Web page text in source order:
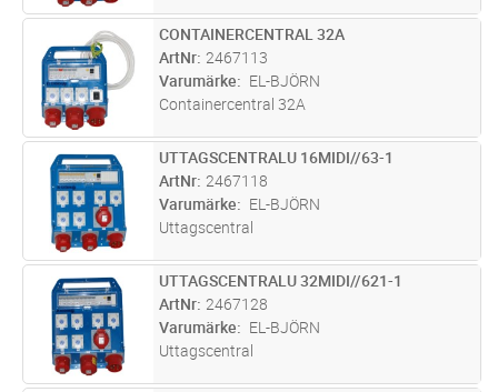
ST Lägg i kundvagn
CONTAINERCENTRAL 32A
ArtNr 2467113
Varumärke
EL-BJÖRN
Containercentral 32A
ST Lägg i kundvagn
UTTAGSCENTRALU 16MIDI//63-1
ArtNr 2467118
Varumärke
EL-BJÖRN
Uttagscentral
ST Lägg i kundvagn
UTTAGSCENTRALU 32MIDI//621-1
ArtNr 2467128
Varumärke
EL-BJÖRN
Uttagscentral